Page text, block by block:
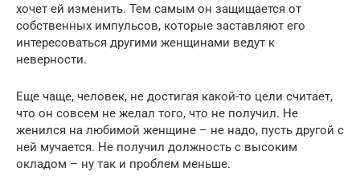
хочет ей изменить. Тем самым он защищается от
собственных импульсов, которые заставляют его
интересоваться другими женщинами ведут к
неверности.
Еще чаще, человек, не достигая какой-то цели считает,
что он совсем не желал того, что не получил. Не
женился на любимой женщине – не надо, пусть другой с
ней мучается. Не получил должность с высоким
окладом – ну так и проблем меньше.